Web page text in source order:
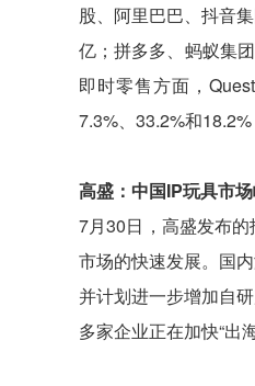
股、阿里巴巴、抖音
亿；拼多多、蚂蚁集
即时零售方面，
7.3%、33.2%和
高盛：中国IP玩具市
7月30日，高盛发布
市场的快速发展。国
并计划进一步增加自
多家企业正在加快“出